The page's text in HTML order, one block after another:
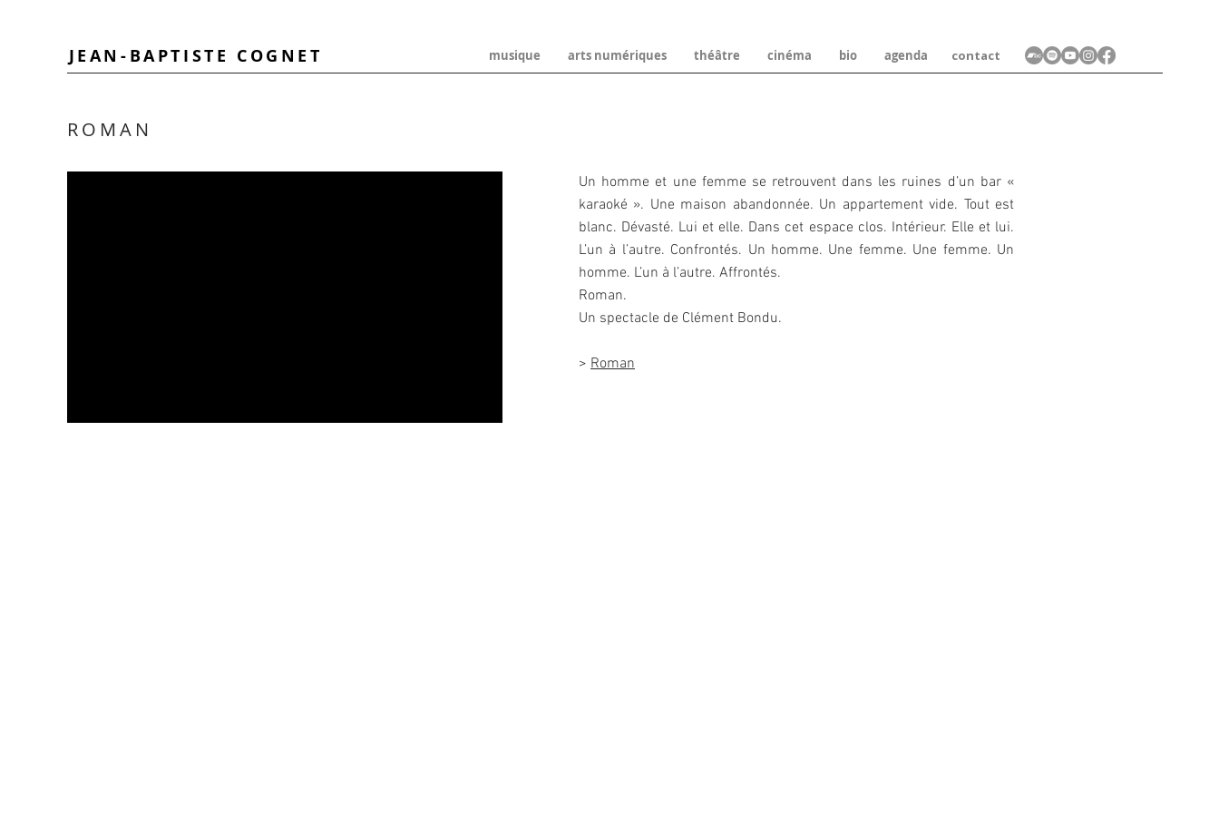
JEAN-BAPTISTE COGNET musique arts numériques théâtre cinéma bio agenda contact
ROMAN
Un homme et une femme se retrouvent dans les ruines d’un bar «
karaoké ». Une maison abandonnée. Un appartement vide. Tout est
blanc. Dévasté. Lui et elle. Dans cet espace clos. Intérieur. Elle et lui.
L’un à l’autre. Confrontés. Un homme. Une femme. Une femme. Un
homme. L’un à l’autre. Affrontés.
Roman.
Un spectacle de Clément Bondu.
> Roman